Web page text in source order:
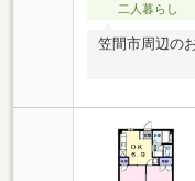
二人暮らし
笠間市周辺の